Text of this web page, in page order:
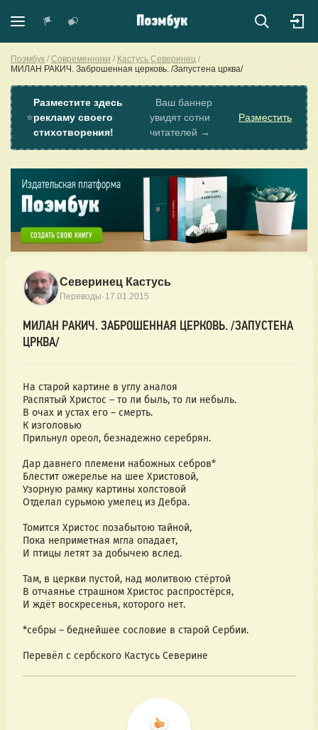
Поэмбук Современники
Кастусь Северинец
МИЛАН РАКИЧ. Заброшенная церковь. /Запустена црква/
⭐
Разместите здесь
рекламу своего
стихотворения!
Ваш баннер
увидят сотни
читателей →
Разместить
Северинец Кастусь
Переводы · 17.01.2015
МИЛАН РАКИЧ. ЗАБРОШЕННАЯ ЦЕРКОВЬ. /ЗАПУСТЕНА
ЦРКВА/
На старой картине в углу аналоя
Распятый Христос – то ли быль, то ли небыль.
В очах и устах его – смерть.
К изголовью
Прильнул ореол, безнадежно серебрян.
Дар давнего племени набожных себров*
Блестит ожерелье на шее Христовой,
Узорную рамку картины холстовой
Отделал сурьмою умелец из Дебра.
Томится Христос позабытою тайной,
Пока неприметная мгла опадает,
И птицы летят за добычею вслед.
Там, в церкви пустой, над молитвою стёртой
В отчаянье страшном Христос распростёрся,
И ждёт воскресенья, которого нет.
*себры – беднейшее сословие в старой Сербии.
Перевёл с сербского Кастусь Северине